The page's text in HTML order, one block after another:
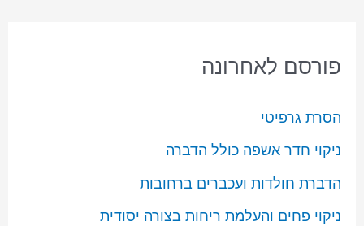
פורסם לאחרונה
הסרת גרפיטי
ניקוי חדר אשפה כולל הדברה
הדברת חולדות ועכברים ברחובות
ניקוי פחים והעלמת ריחות בצורה יסודית